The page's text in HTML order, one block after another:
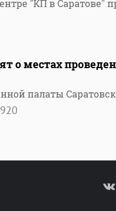
"КП в Саратове"
о местах
палаты